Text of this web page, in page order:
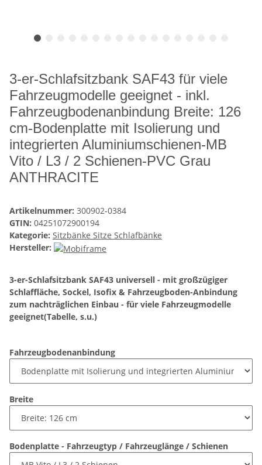
3-er-Schlafsitzbank SAF43 für viele
Fahrzeugmodelle geeignet - inkl.
Fahrzeugbodenanbindung Breite: 126
cm-Bodenplatte mit Isolierung und
integrierten Aluminiumschienen-MB
Vito / L3 / 2 Schienen-PVC Grau
ANTHRACITE
Artikelnummer: 300902-0384
GTIN: 04251072900194
Kategorie: Sitzbänke Sitze Schlafbänke
Hersteller:
3-er-Schlafsitzbank SAF43 universell - mit großzügiger
Schlaffläche, Sockel, Isofix & Fahrzeugboden-Anbindung
zum nachträglichen Einbau - für viele Fahrzeugmodelle
geeignet(Tabelle, s.u.)
Fahrzeugbodenanbindung
Breite
Bodenplatte - Fahrzeugtyp / Fahrzeuglänge / Schienen